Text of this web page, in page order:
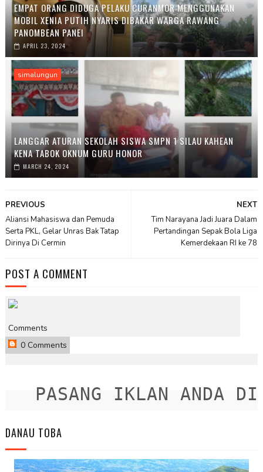
EMPAT ORANG DIDUGA PELAKU CURANMOR MENGGUNAKAN
MOBIL XENIA PUTIH NYARIS DIBAKAR WARGA RAWANG
PANOMBEAN PANEI
APRIL 23, 2024
simalungun
LANGGAR ATURAN SEKOLAH SISWA SMPN 1 SILAU KAHEAN
KENA TABOK OKNUM GURU HONOR
MARCH 24, 2024
NEXT
Tim Narayana Jadi Juara Dalam
Pertandingan Sepak Bola Liga
Kemerdekaan RI ke 78
PREVIOUS
Aliansi Mahasiswa dan Pemuda
Serta PKL, Gelar Unras Bak Tatap
Dirinya Di Cermin
POST A COMMENT
Comments
0 Comments
PASANG IKLAN ANDA
DANAU TOBA